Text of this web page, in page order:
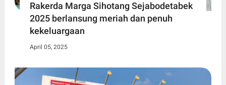
Rakerda Marga Sihotang Sejabodetabek
2025 berlansung meriah dan penuh
kekeluargaan
April 05, 2025